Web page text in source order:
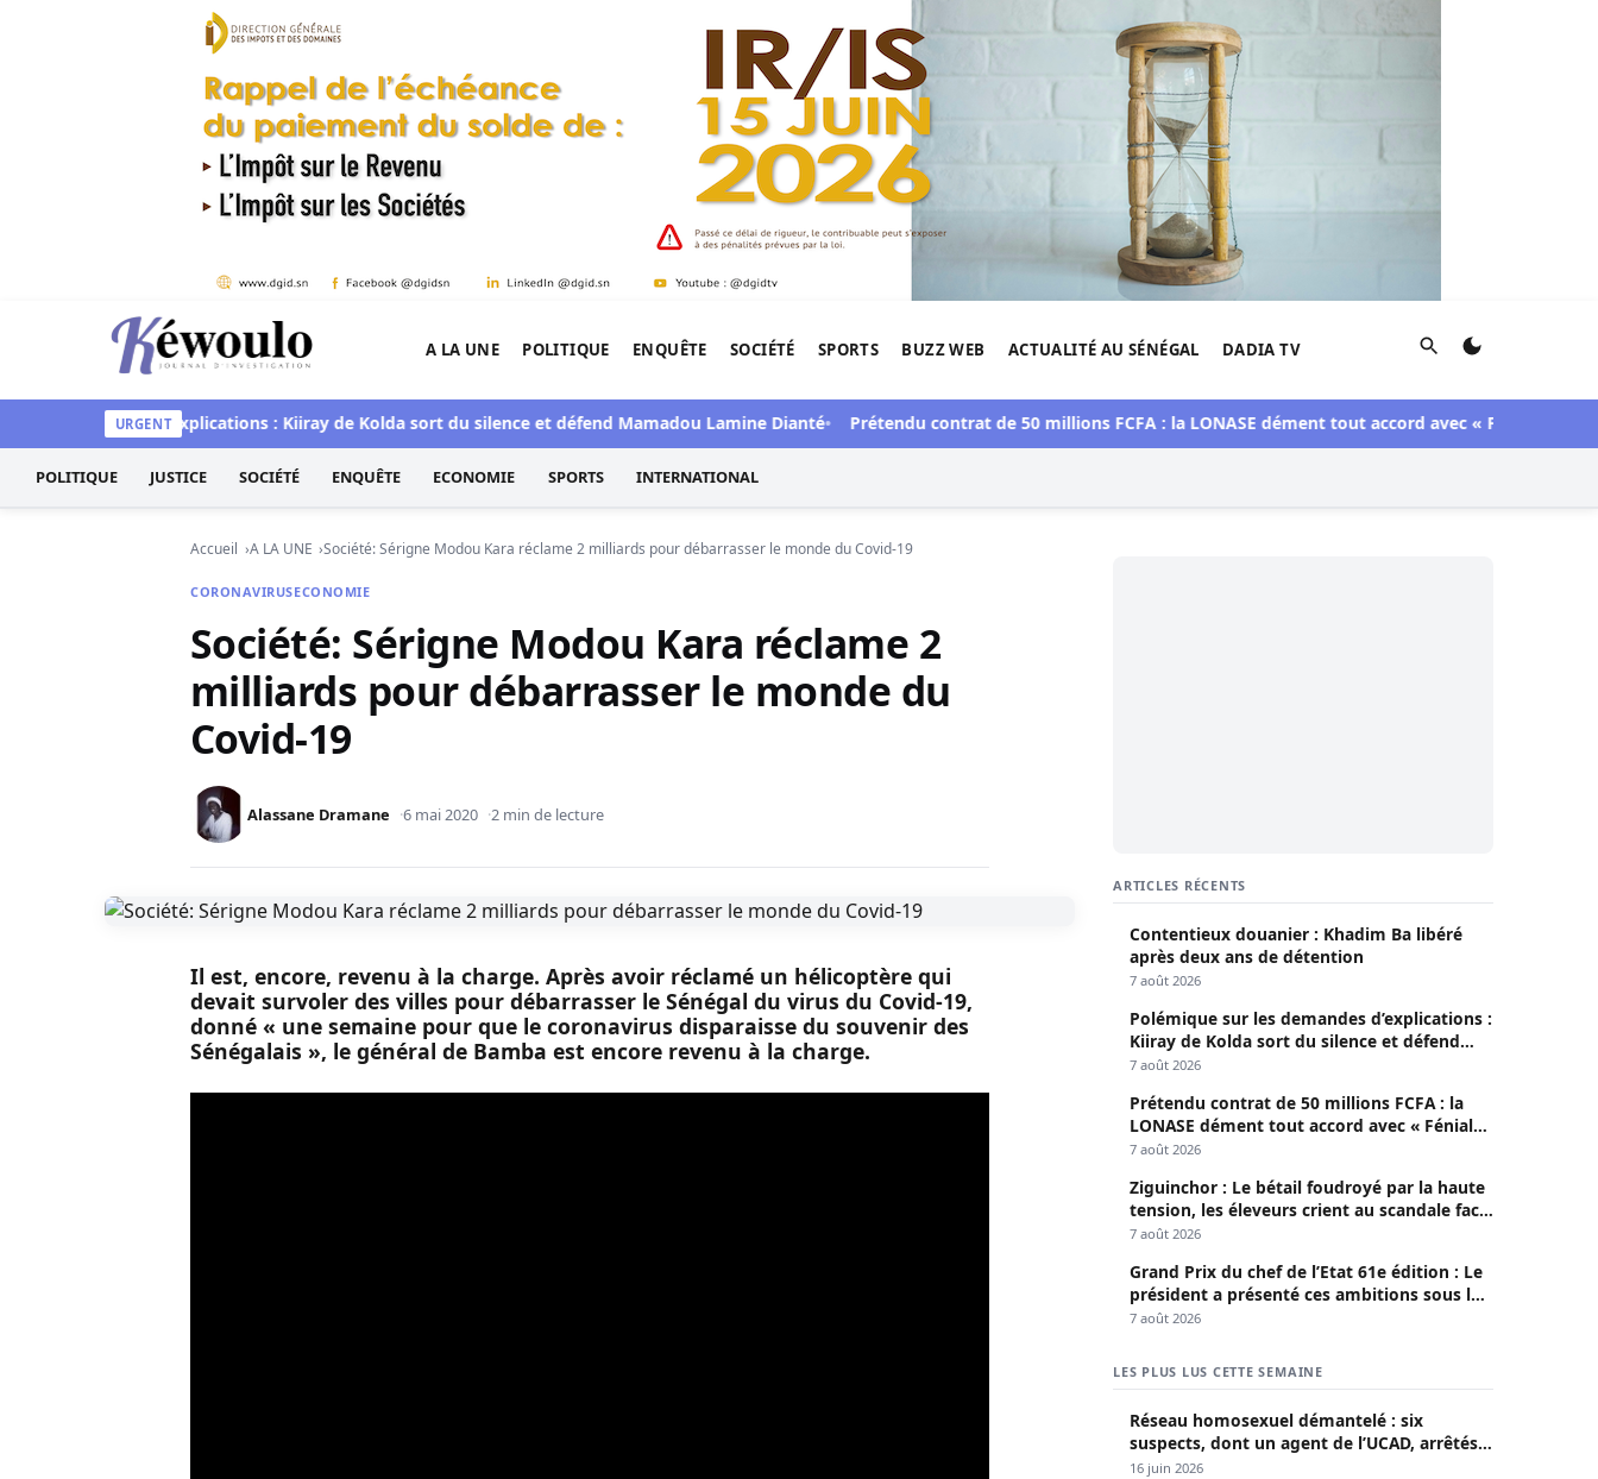
Aller au contenu
Kéwoulo, le premier site d'information et d'investigation de l'Afrique.
A LA UNE POLITIQUE ENQUÊTE SOCIÉTÉ SPORTS BUZZ WEB ACTUALITÉ AU SÉNÉGAL DADIA TV Rechercher
URGENT
demandes d'explications : Kiiray de Kolda sort du silence et défend Mamadou Lamine Dianté Prétendu contrat de 50 millions FCFA : la LONASE dément tout accord avec « Fénial Digital » et
POLITIQUE JUSTICE SOCIÉTÉ ENQUÊTE ECONOMIE SPORTS INTERNATIONAL
Accueil A LA UNE Société: Sérigne Modou Kara réclame 2 milliards pour débarrasser le monde du Covid-19
CORONAVIRUSECONOMIE
Société: Sérigne Modou Kara réclame 2
milliards pour débarrasser le monde du
Covid-19
Alassane Dramane 6 mai 2020 2 min de lecture
Il est, encore, revenu à la charge. Après avoir réclamé un hélicoptère qui
devait survoler des villes pour débarrasser le Sénégal du virus du Covid-19,
donné « une semaine pour que le coronavirus disparaisse du souvenir des
Sénégalais », le général de Bamba est encore revenu à la charge.
ARTICLES RÉCENTS
Contentieux douanier : Khadim Ba libéré
après deux ans de détention
7 août 2026
Polémique sur les demandes d’explications :
Kiiray de Kolda sort du silence et défend
Mamadou Lamine Dianté
7 août 2026
Prétendu contrat de 50 millions FCFA : la
LONASE dément tout accord avec « Fénial
Digital » et brandit la menace de poursuites
7 août 2026
Ziguinchor : Le bétail foudroyé par la haute
tension, les éleveurs crient au scandale face
à la Senelec
7 août 2026
Grand Prix du chef de l’Etat 61e édition : Le
président a présenté ces ambitions sous le
thème du fair-play
7 août 2026
LES PLUS LUS CETTE SEMAINE
Réseau homosexuel démantelé : six
suspects, dont un agent de l’UCAD, arrêtés à
Keur Massar ; l’un avoue avoir propagé le
16 juin 2026